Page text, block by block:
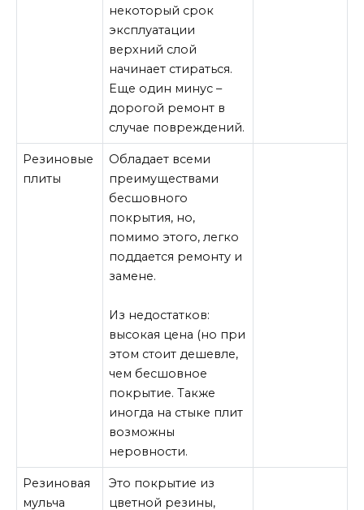
некоторый срок
эксплуатации
верхний слой
начинает стираться.
Еще один минус –
дорогой ремонт в
случае повреждений.
Резиновые
плиты
Обладает всеми
преимуществами
бесшовного
покрытия, но,
помимо этого, легко
поддается ремонту и
замене.
Из недостатков:
высокая цена (но при
этом стоит дешевле,
чем бесшовное
покрытие. Также
иногда на стыке плит
возможны
неровности.
Резиновая
мульча
Это покрытие из
цветной резины,